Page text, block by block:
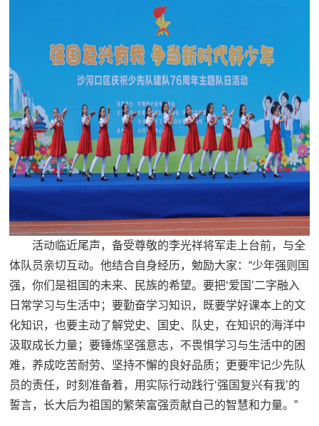
活动临近尾声，备受尊敬的李光祥将军走上台前，与全
体队员亲切互动。他结合自身经历，勉励大家：“少年强则国
强，你们是祖国的未来、民族的希望。要把‘爱国’二字融入
日常学习与生活中；要勤奋学习知识，既要学好课本上的文
化知识，也要主动了解党史、国史、队史，在知识的海洋中
汲取成长力量；要锤炼坚强意志，不畏惧学习与生活中的困
难，养成吃苦耐劳、坚持不懈的良好品质；更要牢记少先队
员的责任，时刻准备着，用实际行动践行‘强国复兴有我’的
誓言，长大后为祖国的繁荣富强贡献自己的智慧和力量。”